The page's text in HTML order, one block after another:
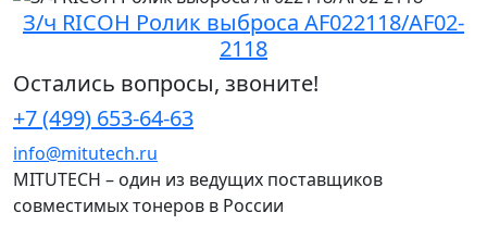
З/ч RICOH Ролик выброса AF022118/AF02-
2118
Остались вопросы, звоните!
+7 (499) 653-64-63
info@mitutech.ru
MITUTECH – один из ведущих поставщиков
совместимых тонеров в России